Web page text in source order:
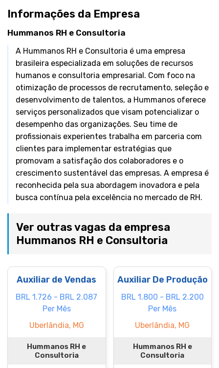
Informações da Empresa
Hummanos RH e Consultoria
A Hummanos RH e Consultoria é uma empresa
brasileira especializada em soluções de recursos
humanos e consultoria empresarial. Com foco na
otimização de processos de recrutamento, seleção e
desenvolvimento de talentos, a Hummanos oferece
serviços personalizados que visam potencializar o
desempenho das organizações. Seu time de
profissionais experientes trabalha em parceria com
clientes para implementar estratégias que
promovam a satisfação dos colaboradores e o
crescimento sustentável das empresas. A empresa é
reconhecida pela sua abordagem inovadora e pela
busca contínua pela excelência no mercado de RH.
Ver outras vagas da empresa
Hummanos RH e Consultoria
Auxiliar de Vendas
BRL 1.726 - BRL 2.087
Per Mês
Uberlândia, MG
Hummanos RH e
Consultoria
Auxiliar De Produção
BRL 1.800 - BRL 2.200
Per Mês
Uberlândia, MG
Hummanos RH e
Consultoria